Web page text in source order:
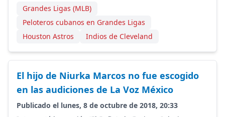
Grandes Ligas (MLB)
Peloteros cubanos en Grandes Ligas
Houston Astros
Indios de Cleveland
El hijo de Niurka Marcos no fue escogido
en las audiciones de La Voz México
Publicado el lunes, 8 de octubre de 2018, 20:33